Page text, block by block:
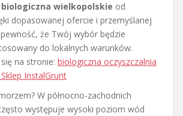
wielkopolskie od
dopasowanej ofercie i przemyślanej
że Twój wybór będzie
do lokalnych warunków.
na stronie: biologiczna oczyszczalnia
InstalGrunt
W północno-zachodnich
występuje wysoki poziom wód